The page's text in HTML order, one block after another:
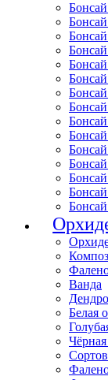
Ванда
Белая